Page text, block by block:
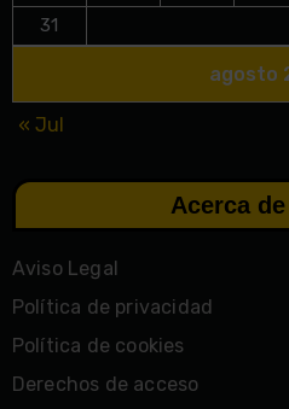
agosto
31
« Jul
Acerca
Aviso Legal
Política de privacidad
Política de cookies
Derechos de acceso